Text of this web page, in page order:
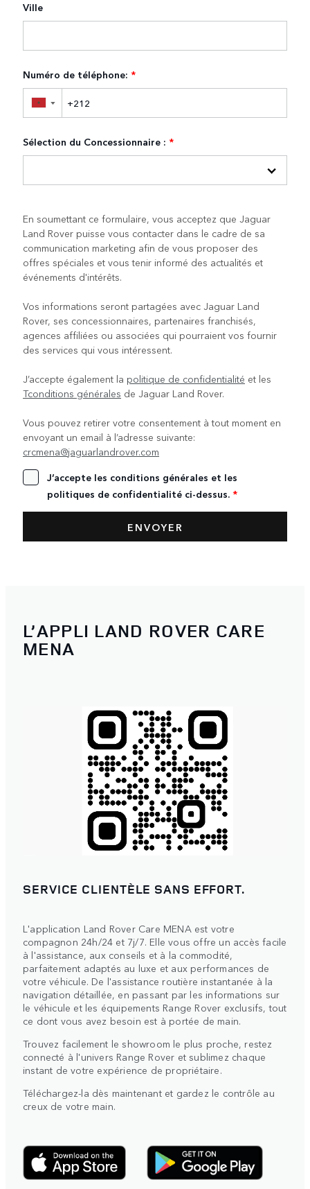
Ville
Numéro de téléphone: *
▼
Sélection du Concessionnaire : *
En soumettant ce formulaire, vous acceptez que Jaguar
Land Rover puisse vous contacter dans le cadre de sa
communication marketing afin de vous proposer des
offres spéciales et vous tenir informé des actualités et
événements d'intérêts.
Vos informations seront partagées avec Jaguar Land
Rover, ses concessionnaires, partenaires franchisés,
agences affiliées ou associées qui pourraient vos fournir
des services qui vous intéressent.
J’accepte également la politique de confidentialité et les
Tconditions générales de Jaguar Land Rover.
Vous pouvez retirer votre consentement à tout moment en
envoyant un email à l’adresse suivante:
crcmena@jaguarlandrover.com
J’accepte les conditions générales et les
politiques de confidentialité ci-dessus. *
L’APPLI LAND ROVER CARE
MENA
SERVICE CLIENTÈLE SANS EFFORT.
L'application Land Rover Care MENA est votre
compagnon 24h/24 et 7j/7. Elle vous offre un accès facile
à l'assistance, aux conseils et à la commodité,
parfaitement adaptés au luxe et aux performances de
votre véhicule. De l'assistance routière instantanée à la
navigation détaillée, en passant par les informations sur
le véhicule et les équipements Range Rover exclusifs, tout
ce dont vous avez besoin est à portée de main.
Trouvez facilement le showroom le plus proche, restez
connecté à l'univers Range Rover et sublimez chaque
instant de votre expérience de propriétaire.
Téléchargez-la dès maintenant et gardez le contrôle au
creux de votre main.